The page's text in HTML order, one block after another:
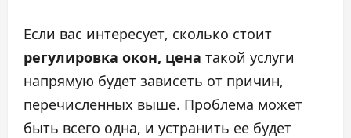
Если вас интересует, сколько стоит
регулировка окон, цена такой услуги
напрямую будет зависеть от причин,
перечисленных выше. Проблема может
быть всего одна, и устранить ее будет